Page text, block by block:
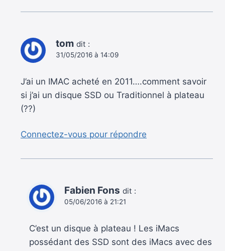
tom dit :
31/05/2016 à 14:09
J’ai un IMAC acheté en 2011….comment savoir
si j’ai un disque SSD ou Traditionnel à plateau
(??)
Connectez-vous pour répondre
Fabien Fons dit :
05/06/2016 à 21:21
C’est un disque à plateau ! Les iMacs
possédant des SSD sont des iMacs avec des